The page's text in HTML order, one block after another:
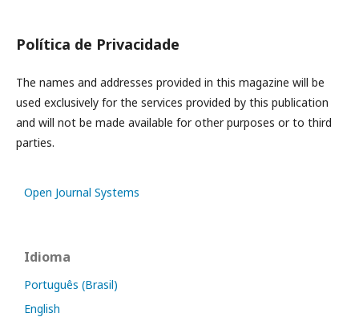
Política de Privacidade
The names and addresses provided in this magazine will be
used exclusively for the services provided by this publication
and will not be made available for other purposes or to third
parties.
Open Journal Systems
Idioma
Português (Brasil)
English